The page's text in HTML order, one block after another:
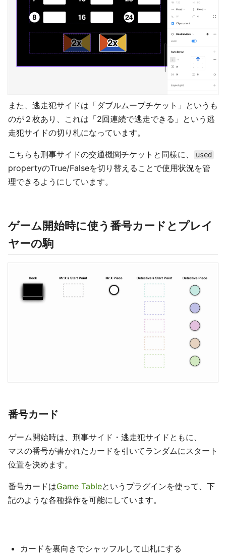
また、逃走犯サイドは「ダブルムーブチケット」というも
のが２枚あり、これは「2回連続で逃走できる」という逃
走犯サイドの切り札になっています。
こちらも刑事サイドの交通機関チケットと同様に、 used
propertyのTrue/Falseを切り替えることで使用状況を管
理できるようにしています。
ゲーム開始時に使う番号カードとプレイ
ヤーの駒
番号カード
ゲーム開始時は、刑事サイド・逃走犯サイドともに、
マスの番号が書かれたカードを引いてランダムにスタート
位置を決めます。
番号カードはGame Tableというプラグインを使って、下
記のような各種操作を可能にしています。
カードを裏向きでシャッフルして山札にする